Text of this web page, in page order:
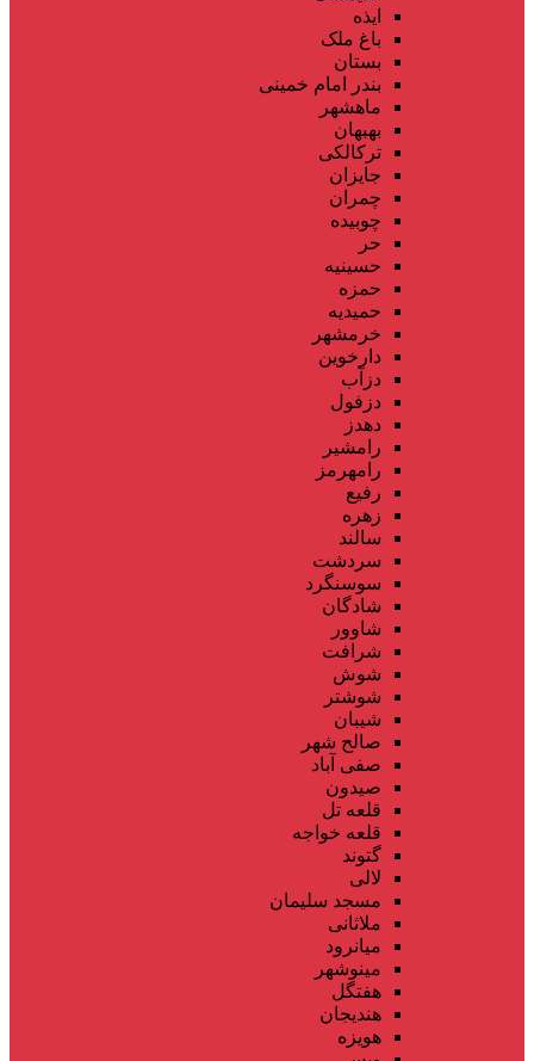
ایذه
باغ ملک
بستان
بندر امام خمینی
ماهشهر
بهبهان
ترکالکی
جایزان
چمران
چوبیده
حر
حسینیه
حمزه
حمیدیه
خرمشهر
دارخوین
دزآب
دزفول
دهدز
رامشیر
رامهرمز
رفیع
زهره
سالند
سردشت
سوسنگرد
شادگان
شاوور
شرافت
شوش
شوشتر
شیبان
صالح شهر
صفی آباد
صیدون
قلعه تل
قلعه خواجه
گتوند
لالی
مسجد سلیمان
ملاثانی
میانرود
مینوشهر
هفتگل
هندیجان
هویزه